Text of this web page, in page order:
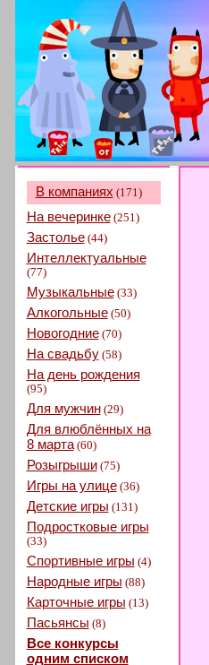
В компаниях (171)
На вечеринке(251)
Застолье(44)
Интеллектуальные
(77)
Музыкальные(33)
Алкогольные(50)
Новогодние(70)
На свадьбу(58)
На день рождения
(95)
Для мужчин(29)
Для влюблённых на
8 марта(60)
Розыгрыши(75)
Игры на улице(36)
Детские игры (131)
Подростковые игры
(33)
Спортивные игры (4)
Народные игры (88)
Карточные игры (13)
Пасьянсы (8)
Все конкурсы
одним списком